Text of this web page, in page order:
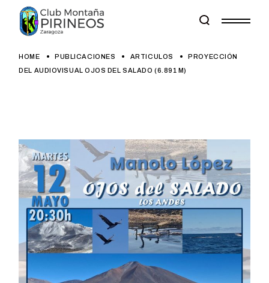
content
HOME PUBLICACIONES ARTICULOS
PROYECCIÓN
DEL AUDIOVISUAL OJOS DEL SALADO (6.891 M)